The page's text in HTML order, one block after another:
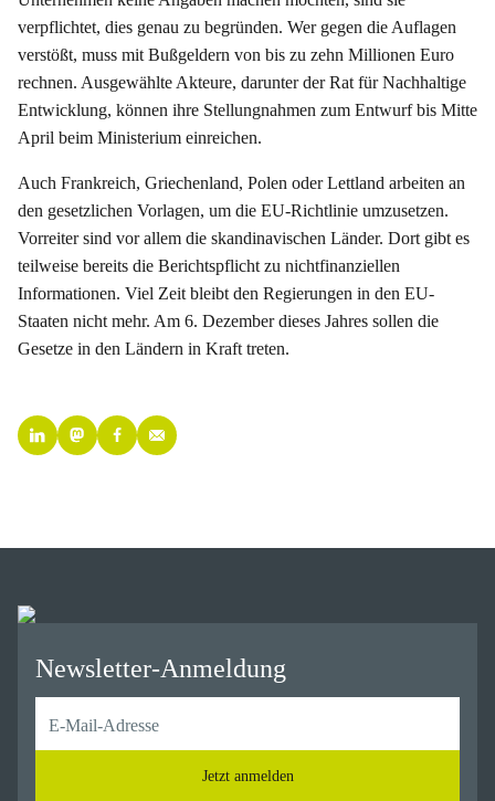
verpflichtet, dies genau zu begründen. Wer gegen die Auflagen
verstößt, muss mit Bußgeldern von bis zu zehn Millionen Euro
rechnen. Ausgewählte Akteure, darunter der Rat für Nachhaltige
Entwicklung, können ihre Stellungnahmen zum Entwurf bis Mitte
April beim Ministerium einreichen.
Auch Frankreich, Griechenland, Polen oder Lettland arbeiten an
den gesetzlichen Vorlagen, um die EU-Richtlinie umzusetzen.
Vorreiter sind vor allem die skandinavischen Länder. Dort gibt es
teilweise bereits die Berichtspflicht zu nichtfinanziellen
Informationen. Viel Zeit bleibt den Regierungen in den EU-
Staaten nicht mehr. Am 6. Dezember dieses Jahres sollen die
Gesetze in den Ländern in Kraft treten.
Newsletter-Anmeldung
Jetzt anmelden